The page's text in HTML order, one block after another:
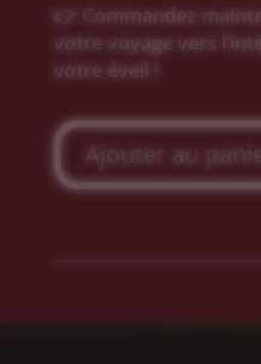
👉 Commandez
votre voyage vers
votre éveil !
Ajouter au